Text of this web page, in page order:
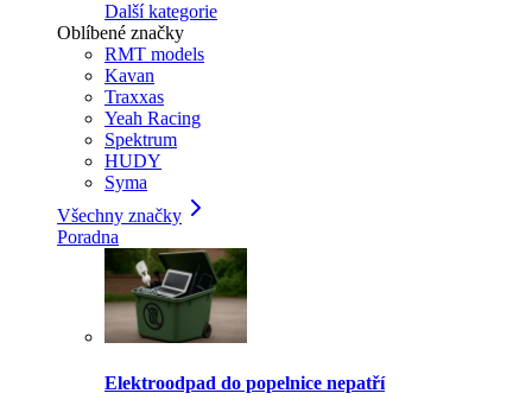
Další kategorie
Oblíbené značky
RMT models
Kavan
Traxxas
Yeah Racing
Spektrum
HUDY
Syma
Všechny značky
Poradna
Elektroodpad do popelnice nepatří